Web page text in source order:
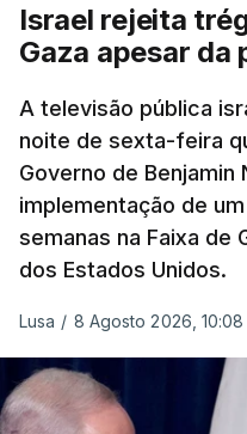
Israel rejeita
Gaza apesar da
A televisão pública
noite de sexta-feira
Governo de Benjamin
implementação de
semanas na Faixa de
dos Estados Unidos.
Lusa / 8 Agosto 2026, 10:08